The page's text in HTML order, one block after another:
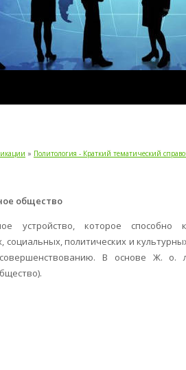
» Политология - Краткий тематический
общество
устройство, которое способно
социальных, политических и
В основе Ж. о.